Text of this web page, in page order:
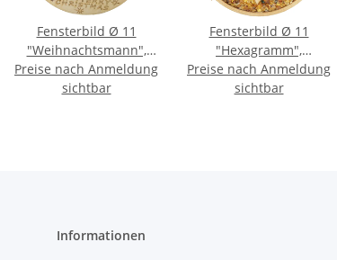
Fensterbild Ø 11
"Weihnachtsmann",
Bernstein/Birke
Preise nach Anmeldung
sichtbar
Fensterbild Ø 11
"Hexagramm",
Bernstein/Birke
Preise nach Anmeldung
sichtbar
Informationen